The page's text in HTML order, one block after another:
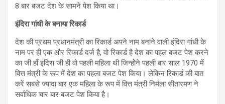
8 बार बजट देश के सामने पेश किया था।
इंदिरा गांधी के बनाया रिकार्ड
देश की प्रथम प्रधानमंत्री का रिकार्ड अपने नाम बनाने वाली इंदिरा गांधी के
नाम पर ही एक और रिकार्ड दर्ज है, वो रिकार्ड है देश का पहल बजट पेश करने
का जी हाँ इंदिरा जी ही वो पहली महिला थी जिन्होेने पहली बार साल 1970 में
वित्त मंत्री के रूप में देश का पहला बजट पेश किया। लेकिन रिकार्ड की बात
करें सबसे ज्यादा बार एक महिला के रूप में वित्त मंत्री निर्मला सीतारमण ने
सर्वाधिक चार बार बजट पेश किया है।